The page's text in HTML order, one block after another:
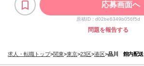
応募画面へ
原稿ID : d02be6349b056f5d
問題を報告する
求人・転職トップ>関東>東京>23区>港区>品川 館内配送